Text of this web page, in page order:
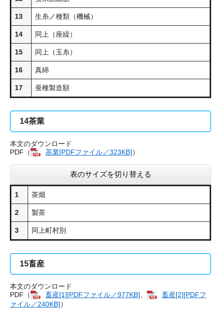
13 生糸ノ種類（機械）
14 同上（座繰）
15 同上（玉糸）
16 真綿
17 蚕種製造額
14茶業
本文のダウンロード
PDF（
茶業[PDFファイル／323KB]）
表のサイズを切り替える
1 茶畑
2 製茶
3 同上町村別
15畜産
本文のダウンロード
PDF（
畜産[1][PDFファイル／977KB]
畜産[2][PDFフ
ァイル／240KB]）